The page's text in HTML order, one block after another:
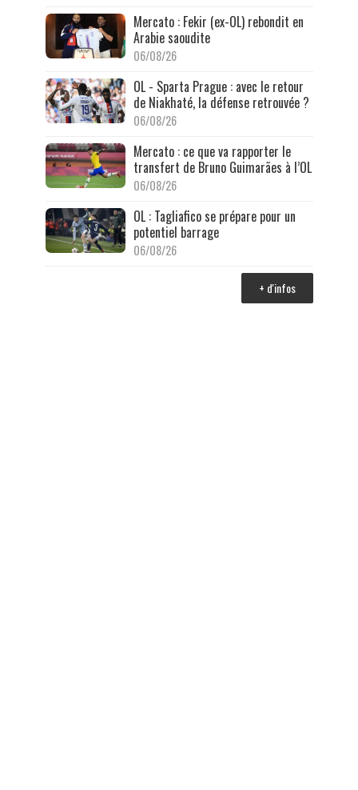
Mercato : Fekir (ex-OL) rebondit en
Arabie saoudite
06/08/26
OL - Sparta Prague : avec le retour
de Niakhaté, la défense retrouvée ?
06/08/26
Mercato : ce que va rapporter le
transfert de Bruno Guimarães à l’OL
06/08/26
OL : Tagliafico se prépare pour un
potentiel barrage
06/08/26
+ d'infos